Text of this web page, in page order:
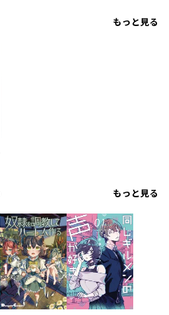
もっと見る
もっと見る